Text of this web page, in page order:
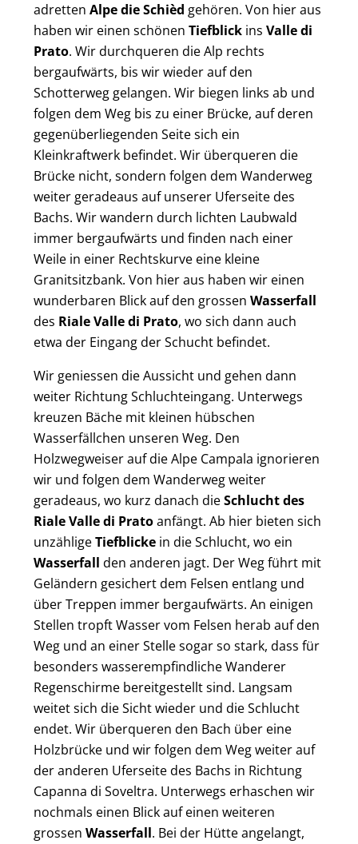
adretten Alpe die Schièd gehören. Von hier aus
haben wir einen schönen Tiefblick ins Valle di
Prato. Wir durchqueren die Alp rechts
bergaufwärts, bis wir wieder auf den
Schotterweg gelangen. Wir biegen links ab und
folgen dem Weg bis zu einer Brücke, auf deren
gegenüberliegenden Seite sich ein
Kleinkraftwerk befindet. Wir überqueren die
Brücke nicht, sondern folgen dem Wanderweg
weiter geradeaus auf unserer Uferseite des
Bachs. Wir wandern durch lichten Laubwald
immer bergaufwärts und finden nach einer
Weile in einer Rechtskurve eine kleine
Granitsitzbank. Von hier aus haben wir einen
wunderbaren Blick auf den grossen Wasserfall
des Riale Valle di Prato, wo sich dann auch
etwa der Eingang der Schucht befindet.
Wir geniessen die Aussicht und gehen dann
weiter Richtung Schluchteingang. Unterwegs
kreuzen Bäche mit kleinen hübschen
Wasserfällchen unseren Weg. Den
Holzwegweiser auf die Alpe Campala ignorieren
wir und folgen dem Wanderweg weiter
geradeaus, wo kurz danach dieSchlucht des
Riale Valle di Pratoanfängt. Ab hier bieten sich
unzähligeTiefblicke in die Schlucht, wo ein
Wasserfall den anderen jagt. Der Weg führt mit
Geländern gesichert dem Felsen entlang und
über Treppen immer bergaufwärts. An einigen
Stellen tropft Wasser vom Felsen herab auf den
Weg und an einer Stelle sogar so stark, dass für
besonders wasserempfindliche Wanderer
Regenschirme bereitgestellt sind. Langsam
weitet sich die Sicht wieder und die Schlucht
endet. Wir überqueren den Bach über eine
Holzbrücke und wir folgen dem Weg weiter auf
der anderen Uferseite des Bachs in Richtung
Capanna di Soveltra. Unterwegs erhaschen wir
nochmals einen Blick auf einen weiteren
grossen Wasserfall. Bei der Hütte angelangt,